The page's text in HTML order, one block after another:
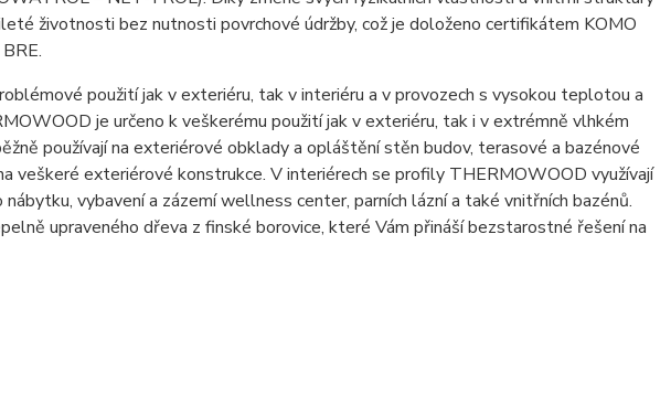
životnosti bez nutnosti povrchové údržby, což je doloženo certifikátem KOMO
použití jak v exteriéru, tak v interiéru a v provozech s vysokou teplotou a
je určeno k veškerému použití jak v exteriéru, tak i v extrémně vlhkém
používají na exteriérové obklady a opláštění stěn budov, terasové a bazénové
veškeré exteriérové konstrukce. V interiérech se profily THERMOWOOD využívají
vybavení a zázemí wellness center, parních lázní a také vnitřních bazénů.
upraveného dřeva z finské borovice, které Vám přináší bezstarostné řešení na